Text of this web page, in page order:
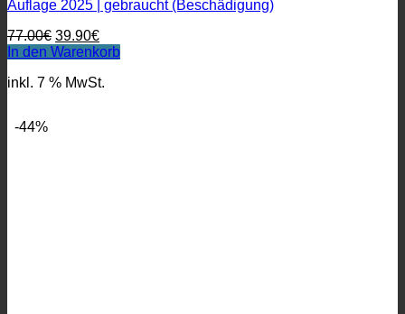
Auflage 2025 | gebraucht (Beschädigung)
77.00€ Ursprünglicher
Preis
77.00€
39.90€Aktueller
Preis
39.90€.
In den Warenkorb
inkl. 7 % MwSt.
-44%